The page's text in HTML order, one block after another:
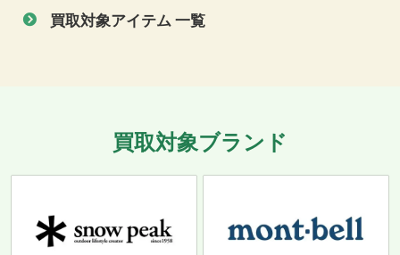
買取対象アイテム 一覧
買取対象ブランド